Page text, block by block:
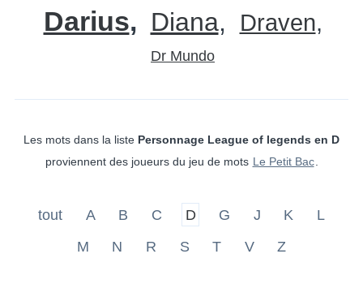
Darius Diana Draven
Dr Mundo
Les mots dans la liste Personnage League of legends en D
proviennent des joueurs du jeu de mots Le Petit Bac
tout A B C D G J K
L
M
N R S T V Z